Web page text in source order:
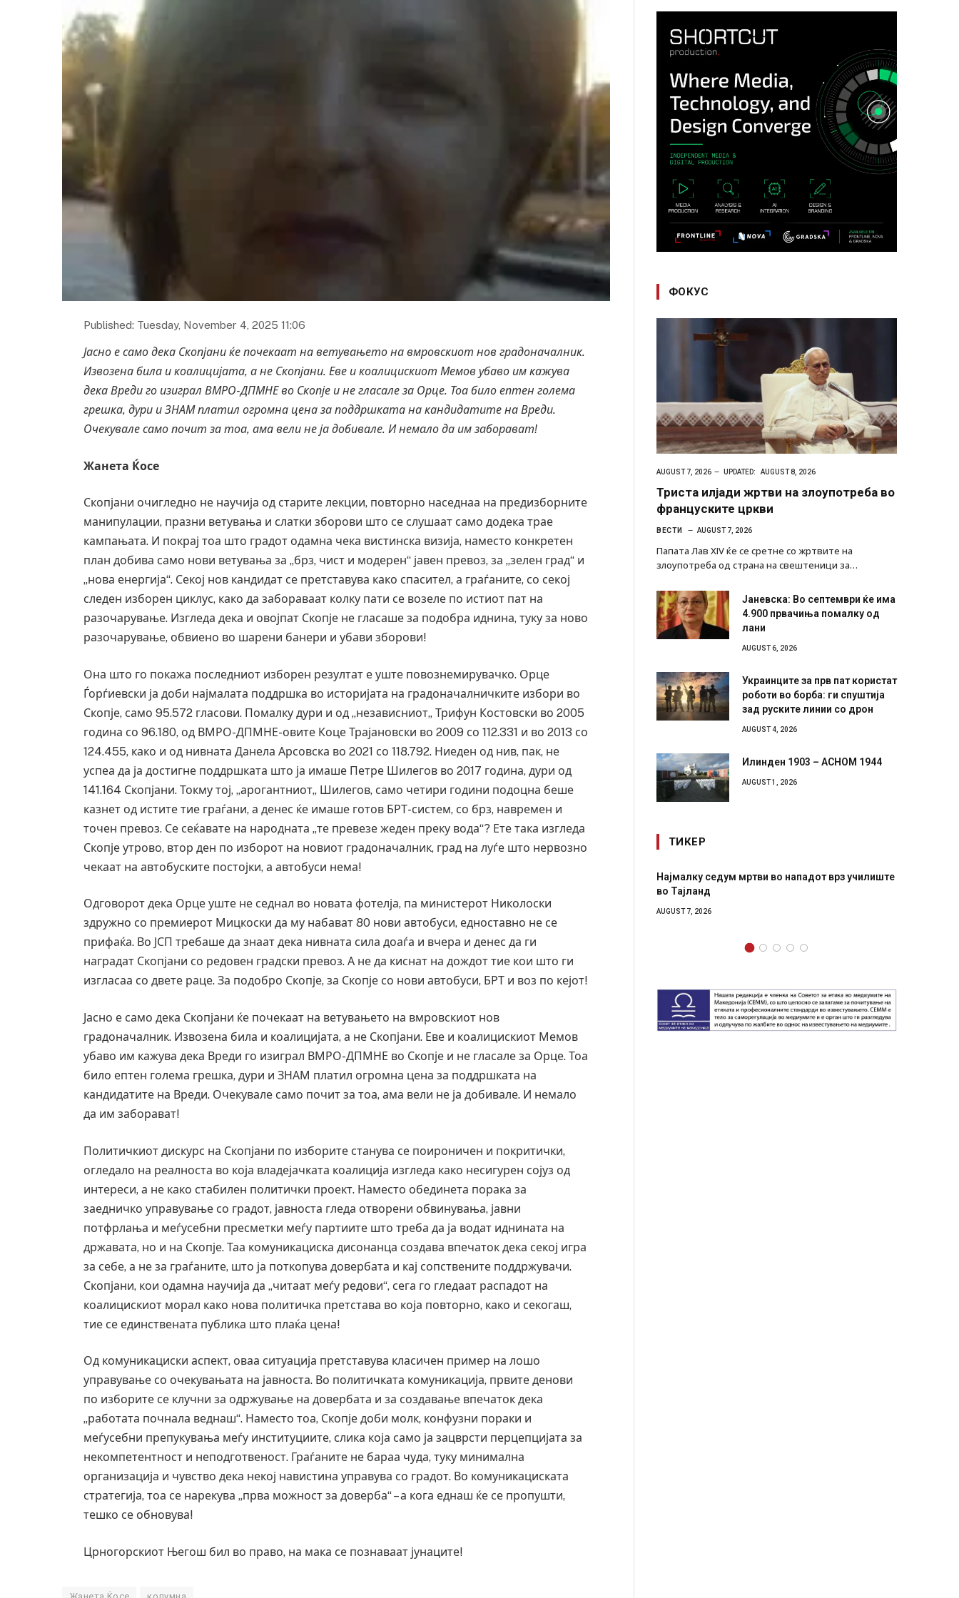
Published: Tuesday, November 4, 2025 11:06
Јасно е само дека Скопјани ќе почекаат на ветувањето на вмровскиот нов градоначалник.
Извозена била и коалицијата, а не Скопјани. Еве и коалицискиот Мемов убаво им кажува
дека Вреди го изиграл ВМРО-ДПМНЕ во Скопје и не гласале за Орце. Тоа било ептен голема
грешка, дури и ЗНАМ платил огромна цена за поддршката на кандидатите на Вреди.
Очекувале само почит за тоа, ама вели не ја добивале. И немало да им заборават!
Жанета Ќосе
Скопјани очигледно не научија од старите лекции, повторно наседнаа на предизборните
манипулации, празни ветувања и слатки зборови што се слушаат само додека трае
кампањата. И покрај тоа што градот одамна чека вистинска визија, наместо конкретен
план добива само нови ветувања за „брз, чист и модерен“ јавен превоз, за „зелен град“ и
„нова енергија“. Секој нов кандидат се претставува како спасител, а граѓаните, со секој
следен изборен циклус, како да забораваат колку пати се возеле по истиот пат на
разочарување. Изгледа дека и овојпат Скопје не гласаше за подобра иднина, туку за ново
разочарување, обвиено во шарени банери и убави зборови!
Она што го покажа последниот изборен резултат е уште повознемирувачко. Орце
Ѓорѓиевски ја доби најмалата поддршка во историјата на градоначалничките избори во
Скопје, само 95.572 гласови. Помалку дури и од „независниот„ Трифун Костовски во 2005
година со 96.180, од ВМРО-ДПМНЕ-овите Коце Трајановски во 2009 со 112.331 и во 2013 со
124.455, како и од нивната Данела Арсовска во 2021 со 118.792. Ниеден од нив, пак, не
успеа да ја достигне поддршката што ја имаше Петре Шилегов во 2017 година, дури од
141.164 Скопјани. Токму тој, „арогантниот„ Шилегов, само четири години подоцна беше
казнет од истите тие граѓани, а денес ќе имаше готов БРТ-систем, со брз, навремен и
точен превоз. Се сеќавате на народната „те превезе жеден преку вода“? Ете така изгледа
Скопје утрово, втор ден по изборот на новиот градоначалник, град на луѓе што нервозно
чекаат на автобуските постојки, а автобуси нема!
Одговорот дека Орце уште не седнал во новата фотелја, па министерот Николоски
здружно со премиерот Мицкоски да му набават 80 нови автобуси, едноставно не се
прифаќа. Во ЈСП требаше да знаат дека нивната сила доаѓа и вчера и денес да ги
наградат Скопјани со редовен градски превоз. А не да киснат на дождот тие кои што ги
изгласаа со двете раце. За подобро Скопје, за Скопје со нови автобуси, БРТ и воз по кејот!
Јасно е само дека Скопјани ќе почекаат на ветувањето на вмровскиот нов
градоначалник. Извозена била и коалицијата, а не Скопјани. Еве и коалицискиот Мемов
убаво им кажува дека Вреди го изиграл ВМРО-ДПМНЕ во Скопје и не гласале за Орце. Тоа
било ептен голема грешка, дури и ЗНАМ платил огромна цена за поддршката на
кандидатите на Вреди. Очекувале само почит за тоа, ама вели не ја добивале. И немало
да им заборават!
Политичкиот дискурс на Скопјани по изборите станува се поироничен и покритички,
огледало на реалноста во која владејачката коалиција изгледа како несигурен сојуз од
интереси, а не како стабилен политички проект. Наместо обединета порака за
заедничко управување со градот, јавноста гледа отворени обвинувања, јавни
потфрлања и меѓусебни пресметки меѓу партиите што треба да ја водат иднината на
државата, но и на Скопје. Таа комуникациска дисонанца создава впечаток дека секој игра
за себе, а не за граѓаните, што ја поткопува довербата и кај сопствените поддржувачи.
Скопјани, кои одамна научија да „читаат меѓу редови“, сега го гледаат распадот на
коалицискиот морал како нова политичка претстава во која повторно, како и секогаш,
тие се единствената публика што плаќа цена!
Од комуникациски аспект, оваа ситуација претставува класичен пример на лошо
управување со очекувањата на јавноста. Во политичката комуникација, првите денови
по изборите се клучни за одржување на довербата и за создавање впечаток дека
„работата почнала веднаш“. Наместо тоа, Скопје доби молк, конфузни пораки и
меѓусебни препукувања меѓу институциите, слика која само ја зацврсти перцепцијата за
некомпетентност и неподготвеност. Граѓаните не бараа чуда, туку минимална
организација и чувство дека некој навистина управува со градот. Во комуникациската
стратегија, тоа се нарекува „прва можност за доверба“ – а кога еднаш ќе се пропушти,
тешко се обновува!
Црногорскиот Његош бил во право, на мака се познаваат јунаците!
ФОКУС
AUGUST 7, 2026 UPDATED: AUGUST 8, 2026
Триста илјади жртви на злоупотреба во
француските цркви
ВЕСТИ AUGUST 7, 2026
Папата Лав XIV ќе се сретне со жртвите на
злоупотреба од страна на свештеници за…
Јаневска: Во септември ќе има
4.900 првачиња помалку од
лани
AUGUST 6, 2026
Украинците за прв пат користат
роботи во борба: ги спуштија
зад руските линии со дрон
AUGUST 4, 2026
Илинден 1903 – АСНОМ 1944
AUGUST 1, 2026
ТИКЕР
Уште двајца починаа од повредите во ресторан
завиткан како роденденски подарок
AUGUST 2, 2026
AUGUST 7, 2026
СОЗИС: Украинците повеќе им веруваат на
генералите отколку на Зеленски
AUGUST 7, 2026